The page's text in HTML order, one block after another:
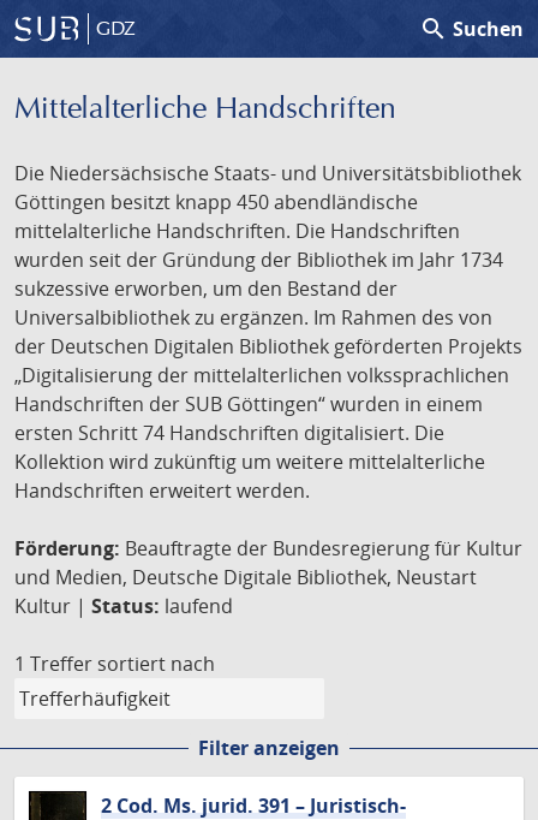
GDZ search Suchen
Mittelalterliche Handschriften
Die Niedersächsische Staats- und Universitätsbibliothek
Göttingen besitzt knapp 450 abendländische
mittelalterliche Handschriften. Die Handschriften
wurden seit der Gründung der Bibliothek im Jahr 1734
sukzessive erworben, um den Bestand der
Universalbibliothek zu ergänzen. Im Rahmen des von
der Deutschen Digitalen Bibliothek geförderten Projekts
„Digitalisierung der mittelalterlichen volkssprachlichen
Handschriften der SUB Göttingen“ wurden in einem
ersten Schritt 74 Handschriften digitalisiert. Die
Kollektion wird zukünftig um weitere mittelalterliche
Handschriften erweitert werden.
Förderung: Beauftragte der Bundesregierung für Kultur
und Medien, Deutsche Digitale Bibliothek, Neustart
Kultur | Status: laufend
1 Treffer sortiert nach
Filter anzeigen
2 Cod. Ms. jurid. 391 – Juristisch-